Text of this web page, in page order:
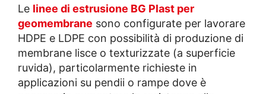
Le linee di estrusione BG Plast per
geomembrane sono configurate per lavorare
HDPE e LDPE con possibilità di produzione di
membrane lisce o texturizzate (a superficie
ruvida), particolarmente richieste in
applicazioni su pendii o rampe dove è